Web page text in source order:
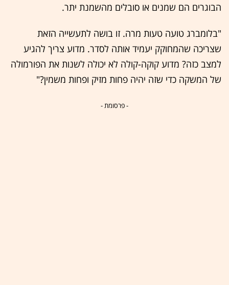
הבוגרים הם שמנים או סובלים מהשמנת יתר.
"בלומברג טועה טעות מרה. זו בושה לתעשייה הזאת
שצריכה שהמחוקק יעמיד אותה לסדר. מדוע צריך להגיע
למצב כזה? מדוע קוקה-קולה לא יכולה לשנות את הפורמולה
של המשקה כדי שזה יהיה פחות מזיק ופחות משמין?"
- פרסומת -